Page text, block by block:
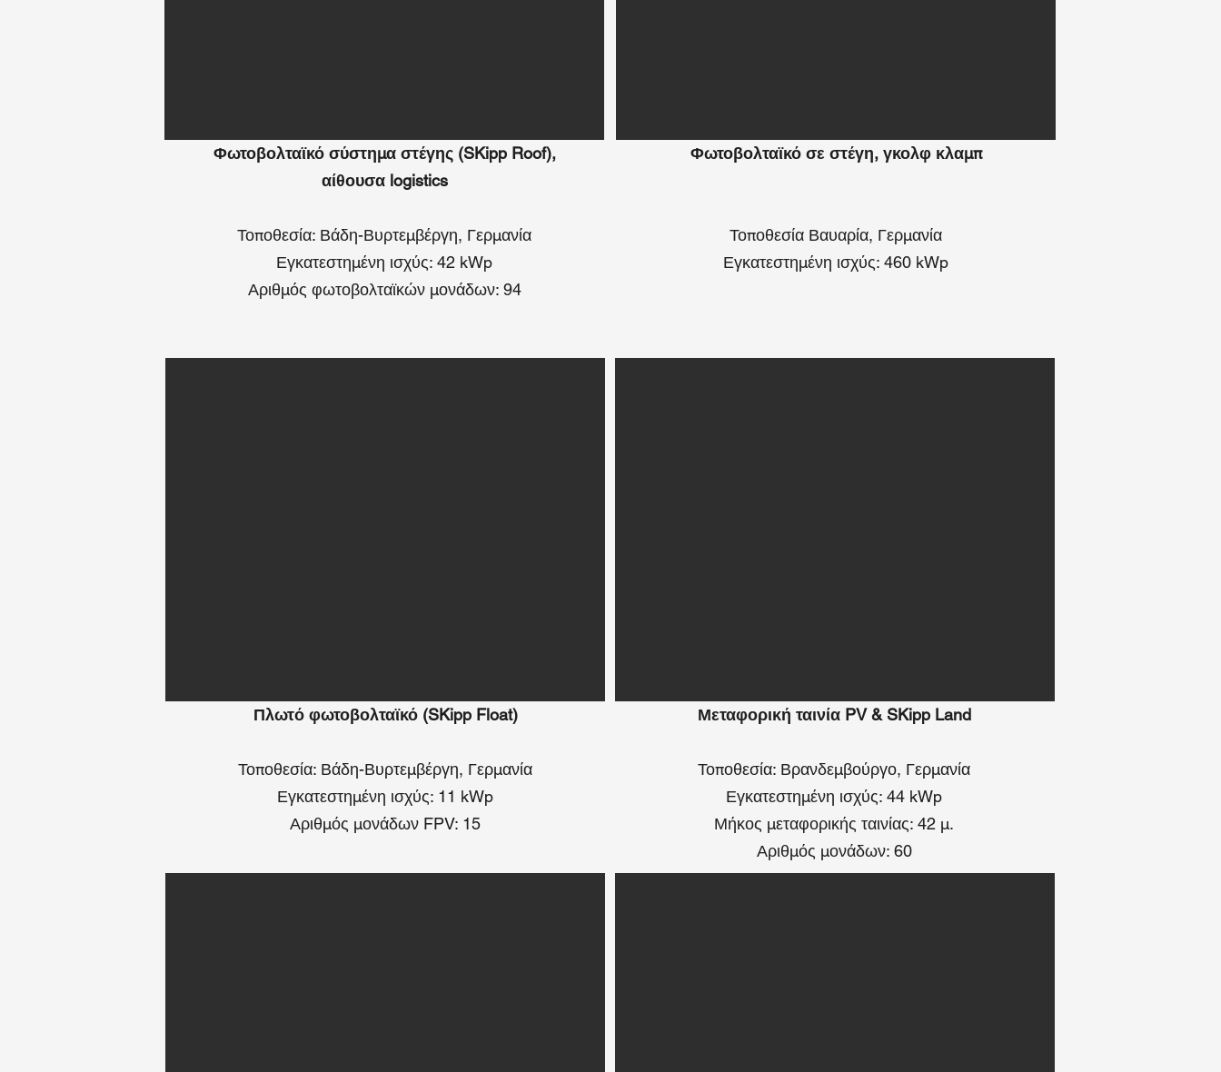
Φωτοβολταϊκό σύστημα στέγης (SKipp Roof),
αίθουσα logistics
Τοποθεσία: Βάδη-Βυρτεμβέργη, Γερμανία
Εγκατεστημένη ισχύς: 42 kWp
Αριθμός φωτοβολταϊκών μονάδων: 94
Φωτοβολταϊκό σε στέγη, γκολφ κλαμπ
Τοποθεσία Βαυαρία, Γερμανία
Εγκατεστημένη ισχύς: 460 kWp
Πλωτό φωτοβολταϊκό (SKipp Float)
Τοποθεσία: Βάδη-Βυρτεμβέργη, Γερμανία
Εγκατεστημένη ισχύς: 11 kWp
Αριθμός μονάδων FPV: 15
Μεταφορική ταινία PV & SKipp Land
Τοποθεσία: Βρανδεμβούργο, Γερμανία
Εγκατεστημένη ισχύς: 44 kWp
Μήκος μεταφορικής ταινίας: 42 μ.
Αριθμός μονάδων: 60